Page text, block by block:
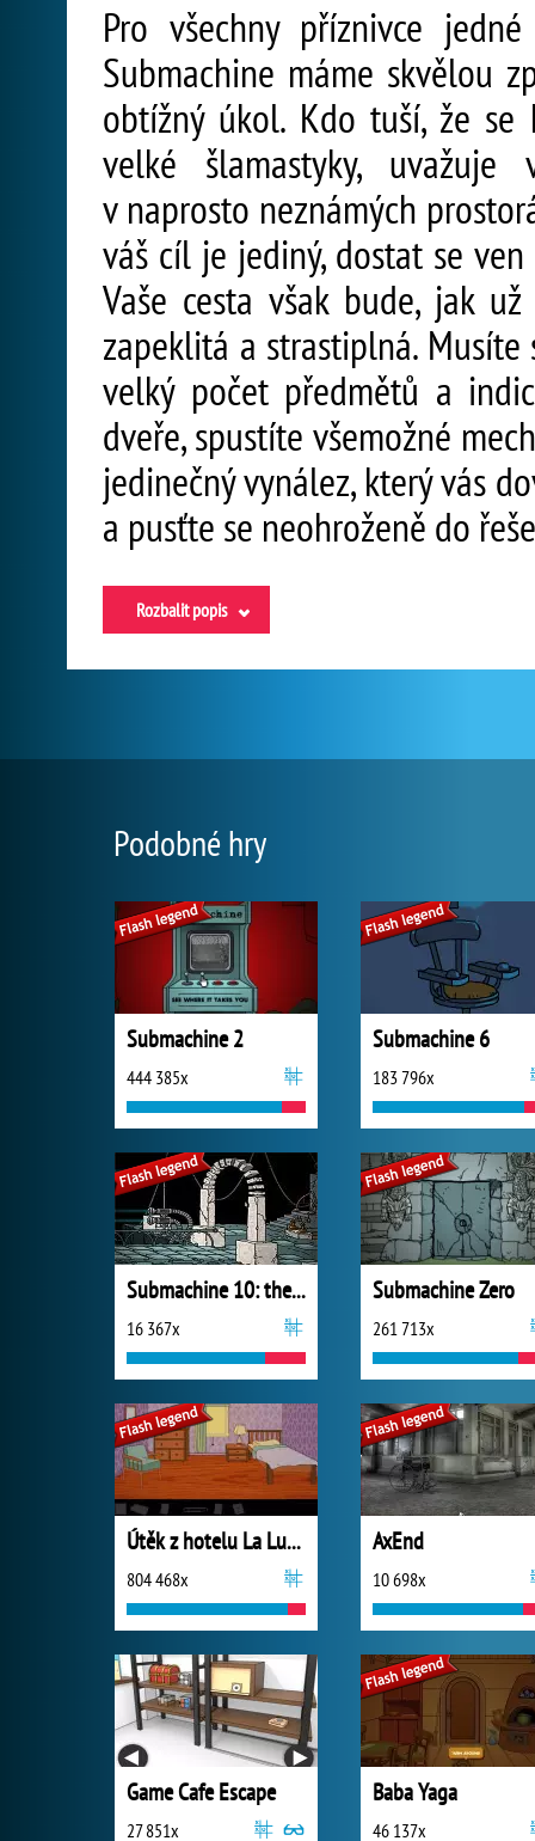
Pro všechny příznivce
Submachine máme skvělou
obtížný úkol. Kdo tuší, že
velké šlamastyky,
v naprosto neznámých
váš cíl je jediný, dostat se
Vaše cesta však bude, jak
zapeklitá a strastiplná.
velký počet předmětů a
dveře, spustíte všemožné
jedinečný vynález, který vás
a pusťte se neohroženě do
Rozbalit popis
Podobné hry
Submachine 2
444 385x
Submachine 6
183 796x
Submachine 10: the Exit
16 367x
Submachine Zero
261 713x
Útěk z hotelu La Luna
804 468x
AxEnd
10 698x
Game Cafe Escape
27 851x
Baba Yaga
46 137x